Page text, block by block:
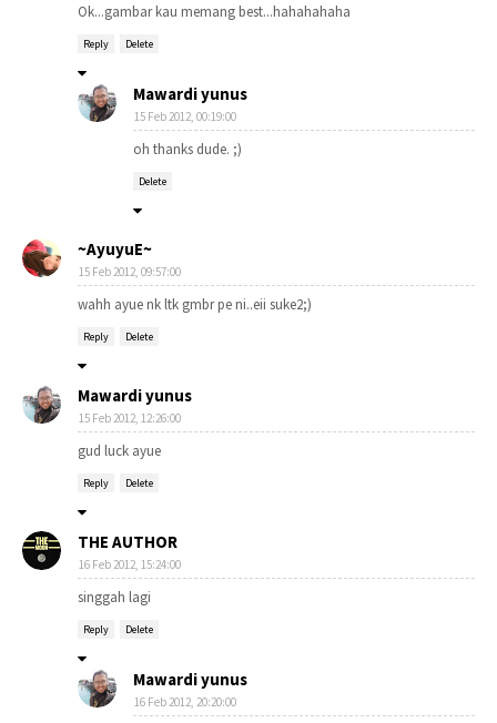
Ok...gambar kau memang best...hahahahaha
Reply Delete
Mawardi yunus
15 Feb 2012, 00:19:00
oh thanks dude. ;)
Delete
~AyuyuE~
15 Feb 2012, 09:57:00
wahh ayue nk ltk gmbr pe ni..eii suke2;)
Reply Delete
Mawardi yunus
15 Feb 2012, 12:26:00
gud luck ayue
Reply Delete
THE AUTHOR
16 Feb 2012, 15:24:00
singgah lagi
Reply Delete
Mawardi yunus
16 Feb 2012, 20:20:00